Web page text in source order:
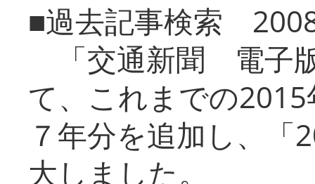
■過去記事検索
「交通新聞 電子
て、これまでの
７年分を追加し、「
大しまし